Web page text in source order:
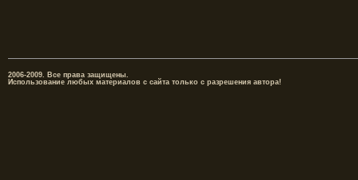
2006-2009. Все права защищены.
Использование любых материалов с сайта только с разрешения автора!